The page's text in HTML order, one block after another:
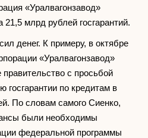
«Уралвагонзавод»
21,5 млрд рублей госгарантий.
денег. К примеру, в октябре
«Уралвагонзавод»
с просьбой
госгарантии по кредитам в
По словам самого Сиенко,
были необходимы
федеральной программы